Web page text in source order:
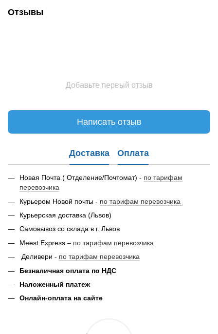
Отзывы
Добавьте первый отзыв
Написать отзыв
Доставка Оплата
Новая Почта ( Отделение/Почтомат) - по тарифам
перевозчика
Курьером Новой почты - по тарифам перевозчика
Курьерская доставка (Львов)
Самовывоз со склада в г. Львов
Meest Express – по тарифам перевозчика
Деливери - по тарифам перевозчика
Безналичная оплата по НДС
Наложенный платеж
Онлайн-оплата на сайте